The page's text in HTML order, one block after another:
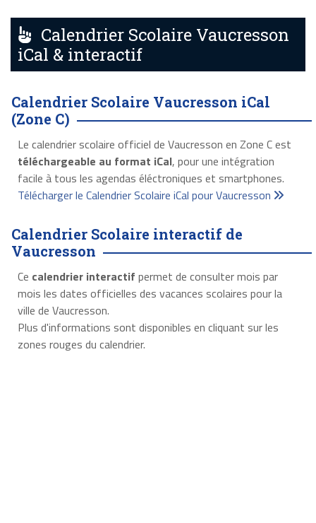
Calendrier Scolaire Vaucresson
iCal & interactif
Calendrier Scolaire Vaucresson iCal
(Zone C)
Le calendrier scolaire officiel de Vaucresson en Zone C est
téléchargeable au format iCal, pour une intégration
facile à tous les agendas éléctroniques et smartphones.
Télécharger le Calendrier Scolaire iCal pour Vaucresson
Calendrier Scolaire interactif de
Vaucresson
Ce calendrier interactif permet de consulter mois par
mois les dates officielles des vacances scolaires pour la
ville de Vaucresson.
Plus d'informations sont disponibles en cliquant sur les
zones rouges du calendrier.